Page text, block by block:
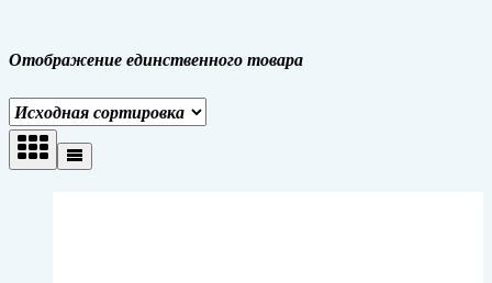
Отображение единственного товара